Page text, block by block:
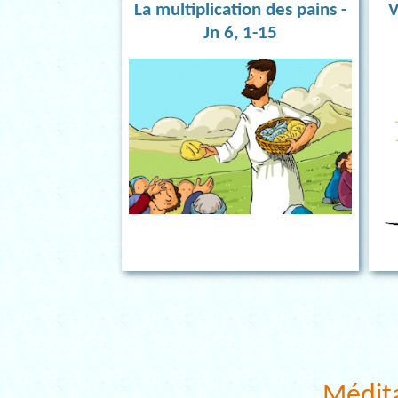
La multiplication des pains -
Jn 6, 1-15